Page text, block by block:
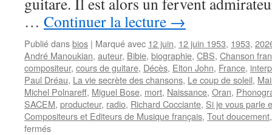
… Continuer la lecture →
Publié dansbios | Marqué avec 12 juin, 12 juin 1953, 1953,
André Manoukian, auteur, Bibie, biographie, CBS, Chanson
compositeur, cours de guitare, Décès, Elton John, France,
Paul Dréau, La vie secrète des chansons, Le coup de soleil,
Michel Polnareff, Miguel Bose, mort, Naissance, Oran,
SACEM, producteur, radio, Richard Cocciante, Si je vous parle
Compositeurs et Editeurs de Musique français, Tout doucement
ferméssur